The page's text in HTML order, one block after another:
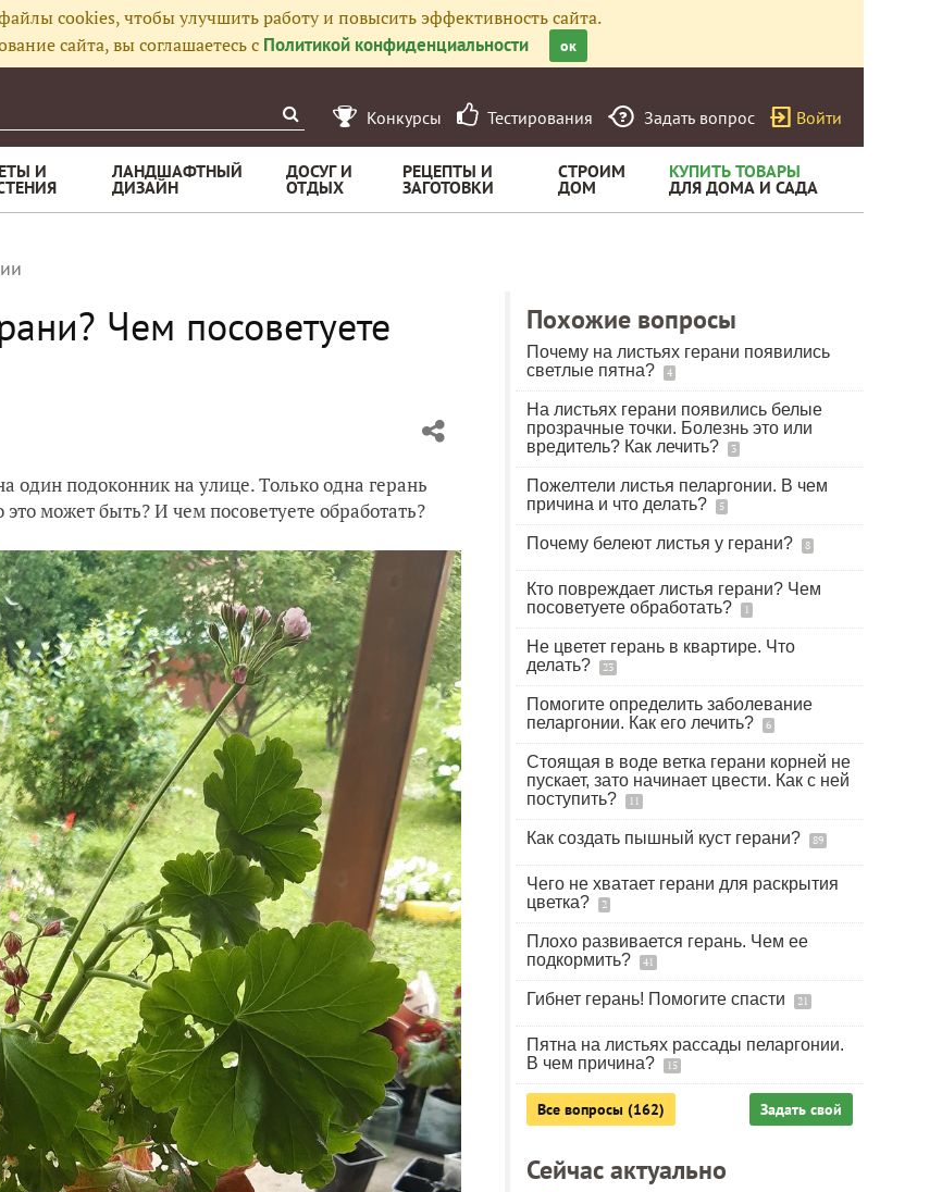
cookies, чтобы улучшить работу и повысить эффективность сайта.
сайта, вы соглашаетесь с Политикой конфиденциальности ок
Конкурсы Тестирования Задать вопрос Войти
И ЛАНДШАФТНЫЙ
ДИЗАЙН
ДОСУГ И
ОТДЫХ
РЕЦЕПТЫ И
ЗАГОТОВКИ
СТРОИМ
ДОМ
КУПИТЬ ТОВАРЫ
ДЛЯ ДОМА И САДА
Чем посоветуете
один подоконник на улице. Только одна герань
может быть? И чем посоветуете обработать?
Похожие вопросы
Почему на листьях герани появились
светлые пятна?
4
На листьях герани появились белые
прозрачные точки. Болезнь это или
вредитель? Как лечить?
3
Пожелтели листья пеларгонии. В чем
причина и что делать?
5
Почему белеют листья у герани? 8
Кто повреждает листья герани? Чем
посоветуете обработать?
1
Не цветет герань в квартире. Что
делать?
23
Помогите определить заболевание
пеларгонии. Как его лечить?
6
Стоящая в воде ветка герани корней не
пускает, зато начинает цвести. Как с ней
поступить?
11
Как создать пышный куст герани? 89
Чего не хватает герани для раскрытия
цветка?
2
Плохо развивается герань. Чем ее
подкормить?
41
Гибнет герань! Помогите спасти 21
Пятна на листьях рассады пеларгонии.
В чем причина?
15
Все вопросы (162) Задать свой
Сейчас актуально